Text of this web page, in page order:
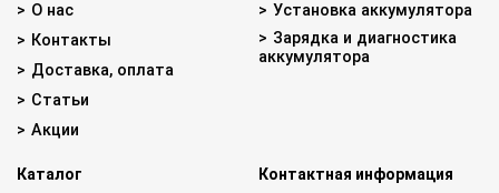
О нас
Контакты
Доставка, оплата
Статьи
Акции
Установка аккумулятора
Зарядка и диагностика
аккумулятора
Каталог
Контактная информация